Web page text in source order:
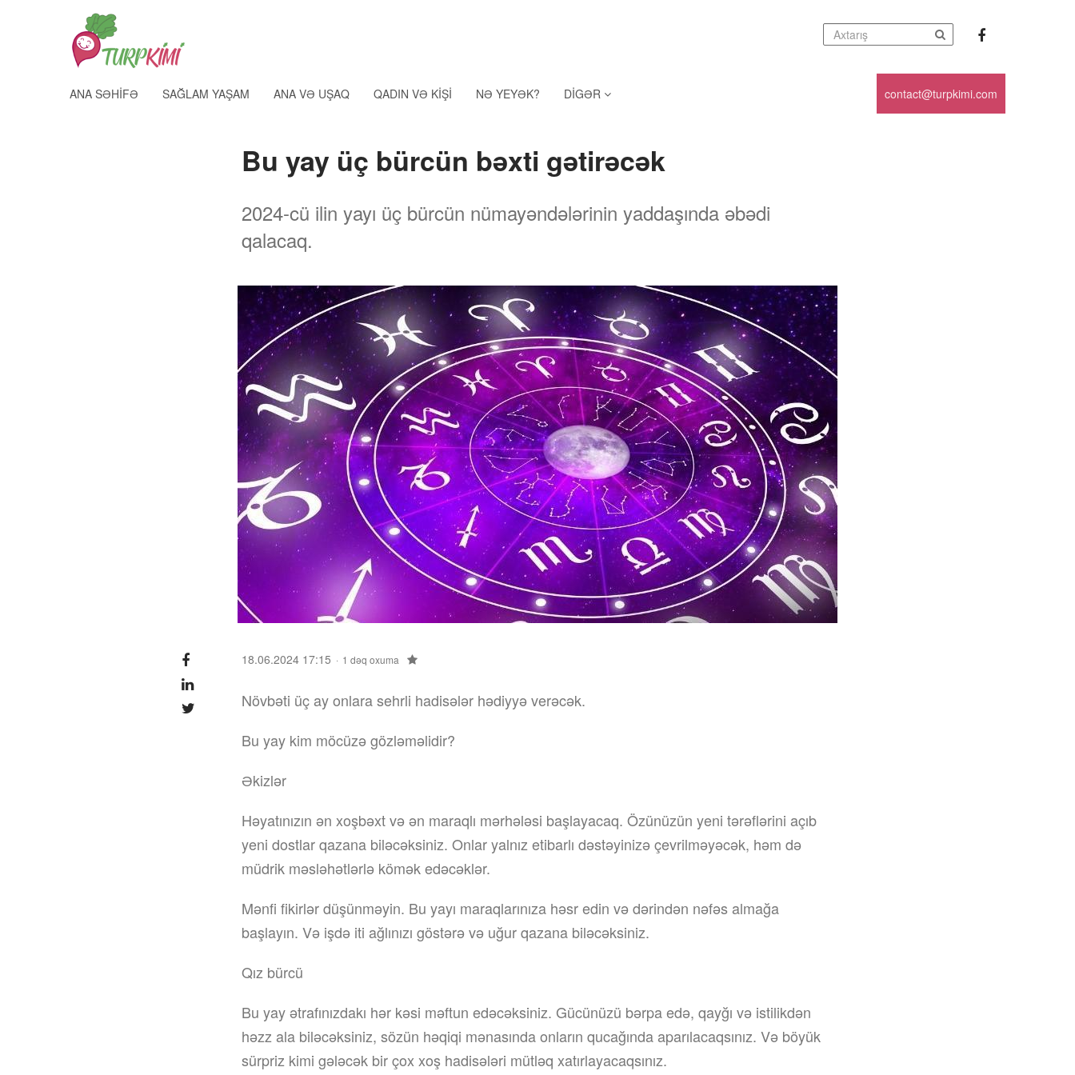
ANA SƏHIFƏ SAĞLAM YAŞAM ANA VƏ UŞAQ QADIN VƏ KIŞI NƏ YEYƏK? DIGƏR contact@turpkimi.com
Bu yay üç bürcün bəxti gətirəcək
2024-cü ilin yayı üç bürcün nümayəndələrinin yaddaşında əbədi
qalacaq.
18.06.2024 17:15 1 dəq oxuma
Növbəti üç ay onlara sehrli hadisələr hədiyyə verəcək.
Bu yay kim möcüzə gözləməlidir?
Əkizlər
Həyatınızın ən xoşbəxt və ən maraqlı mərhələsi başlayacaq. Özünüzün yeni tərəflərini açıb
yeni dostlar qazana biləcəksiniz. Onlar yalnız etibarlı dəstəyinizə çevrilməyəcək, həm də
müdrik məsləhətlərlə kömək edəcəklər.
Mənfi fikirlər düşünməyin. Bu yayı maraqlarınıza həsr edin və dərindən nəfəs almağa
başlayın. Və işdə iti ağlınızı göstərə və uğur qazana biləcəksiniz.
Qız bürcü
Bu yay ətrafınızdakı hər kəsi məftun edəcəksiniz. Gücünüzü bərpa edə, qayğı və istilikdən
həzz ala biləcəksiniz, sözün həqiqi mənasında onların qucağında aparılacaqsınız. Və böyük
sürpriz kimi gələcək bir çox xoş hadisələri mütləq xatırlayacaqsınız.